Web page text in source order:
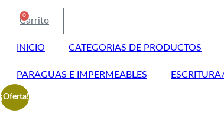
0
Carrito
INICIO CATEGORIAS DE PRODUCTOS
PARAGUAS E IMPERMEABLES
¡Oferta!